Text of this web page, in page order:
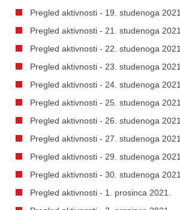
Pregled aktivnosti - 19. studenoga 2021.
Pregled aktivnosti - 21. studenoga 2021.
Pregled aktivnosti - 22. studenoga 2021.
Pregled aktivnosti - 23. studenoga 2021.
Pregled aktivnosti - 24. studenoga 2021.
Pregled aktivnosti - 25. studenoga 2021.
Pregled aktivnosti - 26. studenoga 2021.
Pregled aktivnosti - 27. studenoga 2021.
Pregled aktivnosti - 29. studenoga 2021.
Pregled aktivnosti - 30. studenoga 2021.
Pregled aktivnosti - 1. prosinca 2021.